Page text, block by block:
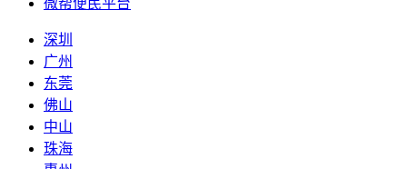
微帮便民平台
深圳
广州
东莞
佛山
中山
珠海